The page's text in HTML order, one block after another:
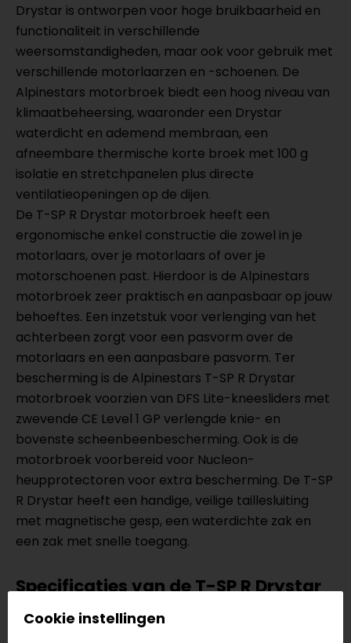
Drystar is ontworpen voor hoge bruikbaarheid en
functionaliteit in verschillende
weersomstandigheden, maar ook voor gebruik met
verschillende motorlaarzen en -schoenen. De
Alpinestars motorbroek biedt een hoog niveau van
klimaatbeheersing, waaronder een Drystar
waterdicht en ademend membraan, een
afneembare thermische korte broek met 100 g
isolatie en stretchpanelen plus directe
ventilatieopeningen op de dijen.
De T-SP R Drystar motorbroek heeft een
ergonomische enkel constructie die zowel in je
motorlaars, over je motorlaars of over je
motorschoenen past. Hierdoor is de Alpinestars
motorbroek zeer praktisch en aanpasbaar op jouw
behoeftes. Een inzetstuk voor verlenging van het
achterbeen zorgt voor een pasvorm over de
motorlaars en een aanpasbare pasvorm. Ter
bescherming is de Alpinestars T-SP R Drystar
motorbroek voorzien van DFS Lite-kneesliders met
zwevende CE Level 1 GP verlengde knie- en
bovenste scheenbeenbescherming. Ook is de
motorbroek voorbereid voor Nucleon-
heupprotectoren voor extra bescherming. De T-SP
R Drystar heeft een handige, veilige taillesluiting
met magnetische gesp, een waterdichte zak en
een zak met snelle toegang.
Specificaties van de T-SP R Drystar
Ergonomische enkelconstructie die in of over je
motorlaarzen of -schoenen past
Cookie instellingen